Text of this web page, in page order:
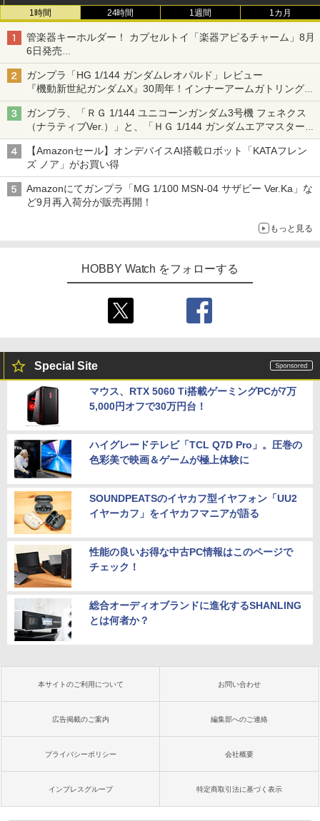
1時間 24時間 1週間 1カ月
管楽器キーホルダー！ カプセルトイ「楽器アピるチャーム」8月
6日発売
チューバ、テナサクなど5種各3色
ガンプラ「HG 1/144 ガンダムレオパルド」レビュー
『機動新世紀ガンダムX』30周年！インナーアームガトリングの
変形機構まで再現し最新フォーマットでキット化！
ガンプラ、「ＲＧ 1/144 ユニコーンガンダム3号機 フェネクス
（ナラティブVer.）」と、「ＨＧ 1/144 ガンダムエアマスターバ
ースト」再販
【Amazonセール】オンデバイスAI搭載ロボット「KATAフレン
ズ ノア」がお買い得
Amazonにてガンプラ「MG 1/100 MSN-04 サザビー Ver.Ka」な
ど9月再入荷分が販売再開！
もっと見る
HOBBY Watch をフォローする
Special Site
マウス、RTX 5060 Ti搭載ゲーミングPCが7万
5,000円オフで30万円台！
ハイグレードテレビ「TCL Q7D Pro」。圧巻の
色彩美で映画＆ゲームが極上体験に
SOUNDPEATSのイヤカフ型イヤフォン「UU2
イヤーカフ」をイヤカフマニアが語る
性能の良いお得な中古PC情報はこのページで
チェック！
総合オーディオブランドに進化するSHANLING
とは何者か？
本サイトのご利用について お問い合わせ
広告掲載のご案内 編集部へのご連絡
プライバシーポリシー 会社概要
インプレスグループ 特定商取引法に基づく表示